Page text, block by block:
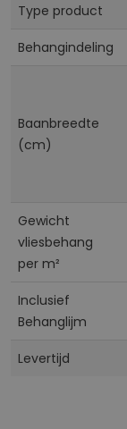
Type product
Behangindeling
Baanbreedte
(cm)
Gewicht
vliesbehang
per m²
Inclusief
Behanglijm
Levertijd